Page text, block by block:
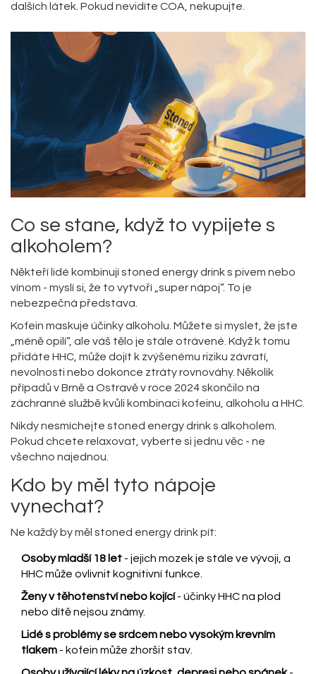
dalších látek. Pokud nevidíte COA, nekupujte.
Co se stane, když to vypijete s
alkoholem?
Někteří lidé kombinují stoned energy drink s pivem nebo
vínom - myslí si, že to vytvoří „super nápoj“. To je
nebezpečná představa.
Kofein maskuje účinky alkoholu. Můžete si myslet, že jste
„méně opilí“, ale váš tělo je stále otrávené. Když k tomu
přidáte HHC, může dojít k zvýšenému riziku závratí,
nevolnosti nebo dokonce ztráty rovnováhy. Několik
případů v Brně a Ostravě v roce 2024 skončilo na
záchranné službě kvůli kombinaci kofeinu, alkoholu a HHC.
Nikdy nesmíchejte stoned energy drink s alkoholem.
Pokud chcete relaxovat, vyberte si jednu věc - ne
všechno najednou.
Kdo by měl tyto nápoje
vynechat?
Ne každý by měl stoned energy drink pít:
Osoby mladší 18 let - jejich mozek je stále ve vývoji, a
HHC může ovlivnit kognitivní funkce.
Ženy v těhotenství nebo kojící- účinky HHC na plod
nebo dítě nejsou známy.
Lidé s problémy se srdcem nebo vysokým krevním
tlakem - kofein může zhoršit stav.